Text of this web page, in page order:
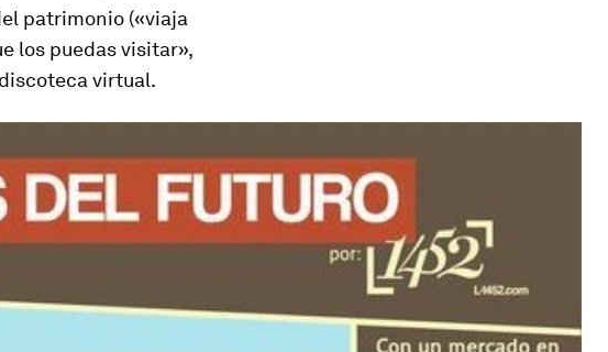
patrimonio («viaja
los puedas visitar»,
virtual.